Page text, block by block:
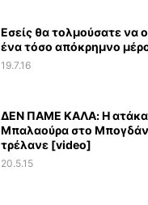
Εσείς θα τολμούσατε να
ένα τόσο απόκρημνο
19.7.16
ΔΕΝ ΠΑΜΕ ΚΑΛΑ: Η ατάκα
Μπαλαούρα στο
τρέλανε [video]
20.5.15